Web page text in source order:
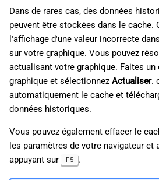
Dans de rares cas, des données
peuvent être stockées dans le cache.
l'affichage d'une valeur incorrecte
sur votre graphique. Vous pouvez
actualisant votre graphique. Faites
graphique et sélectionnez Actualiser.
automatiquement le cache et
données historiques.
Vous pouvez également effacer le
les paramètres de votre navigateur et
appuyant sur
F5 .